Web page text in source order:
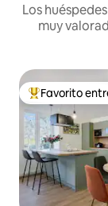
Los
muy
Favorito entre
Favorito